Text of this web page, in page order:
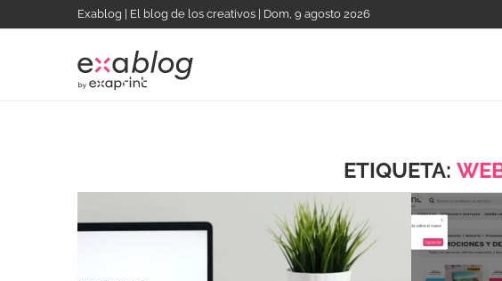
Exablog | El blog de los creativos | Dom, 9 agosto 2026
ETIQUETA: